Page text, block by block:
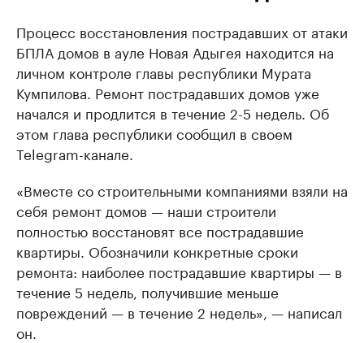
Процесс восстановления пострадавших от атаки
БПЛА домов в ауле Новая Адыгея находится на
личном контроле главы республики Мурата
Кумпилова. Ремонт пострадавших домов уже
начался и продлится в течение 2-5 недель. Об
этом глава республики сообщил в своем
Telegram-канале.
«Вместе со строительными компаниями взяли на
себя ремонт домов — наши строители
полностью восстановят все пострадавшие
квартиры. Обозначили конкретные сроки
ремонта: наиболее пострадавшие квартиры — в
течение 5 недель, получившие меньше
повреждений — в течение 2 недель», — написал
он.